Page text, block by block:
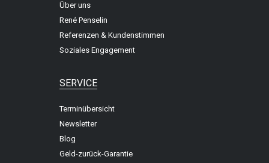
Über uns
René Penselin
Referenzen & Kundenstimmen
Soziales Engagement
SERVICE
Terminübersicht
Newsletter
Blog
Geld-zurück-Garantie